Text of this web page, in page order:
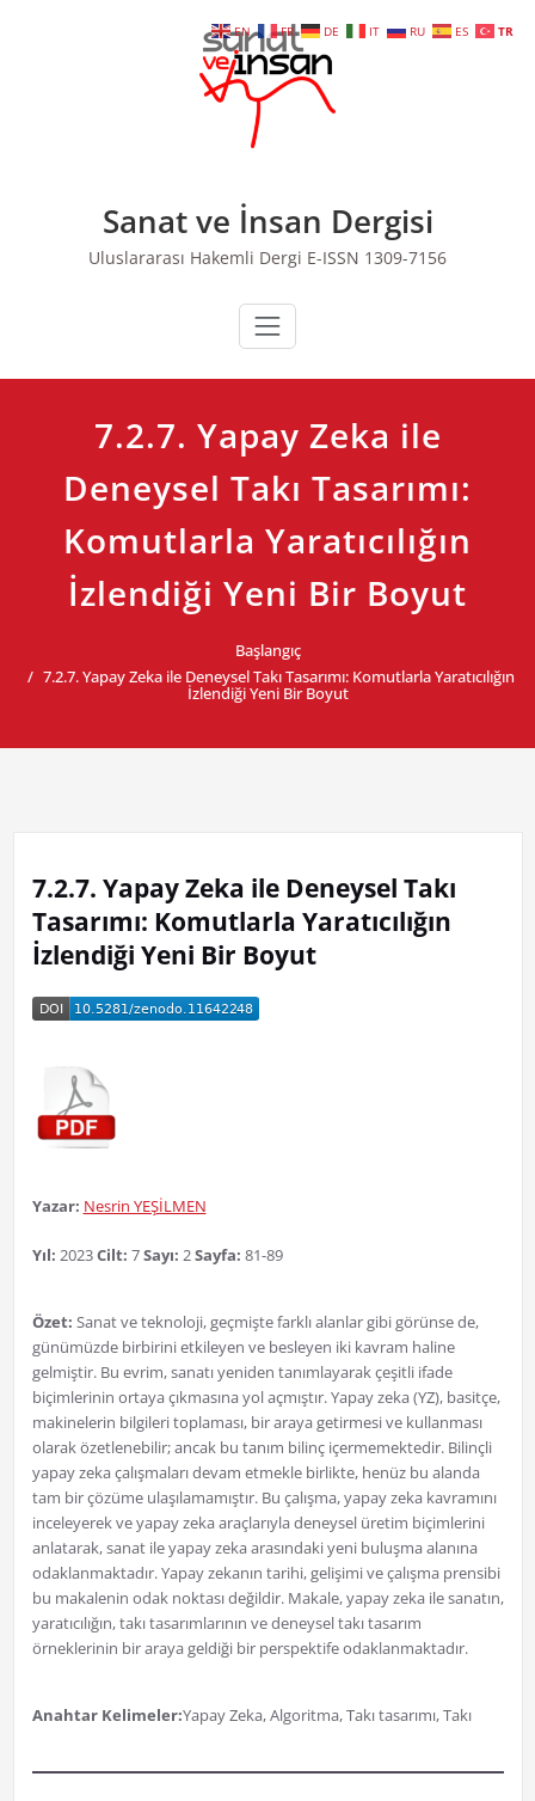
Sanat ve İnsan Dergisi
Uluslararası Hakemli Dergi E-ISSN 1309-7156
7.2.7. Yapay Zeka ile
Deneysel Takı Tasarımı:
Komutlarla Yaratıcılığın
İzlendiği Yeni Bir Boyut
Başlangıç
7.2.7. Yapay Zeka ile Deneysel Takı Tasarımı: Komutlarla Yaratıcılığın
İzlendiği Yeni Bir Boyut
7.2.7. Yapay Zeka ile Deneysel Takı
Tasarımı: Komutlarla Yaratıcılığın
İzlendiği Yeni Bir Boyut
Yazar: Nesrin YEŞİLMEN
Yıl: 2023Cilt: 7Sayı: 2Sayfa: 81-89
Özet: Sanat ve teknoloji, geçmişte farklı alanlar gibi görünse de,
günümüzde birbirini etkileyen ve besleyen iki kavram haline
gelmiştir. Bu evrim, sanatı yeniden tanımlayarak çeşitli ifade
biçimlerinin ortaya çıkmasına yol açmıştır. Yapay zeka (YZ), basitçe,
makinelerin bilgileri toplaması, bir araya getirmesi ve kullanması
olarak özetlenebilir; ancak bu tanım bilinç içermemektedir. Bilinçli
yapay zeka çalışmaları devam etmekle birlikte, henüz bu alanda
tam bir çözüme ulaşılamamıştır. Bu çalışma, yapay zeka kavramını
inceleyerek ve yapay zeka araçlarıyla deneysel üretim biçimlerini
anlatarak, sanat ile yapay zeka arasındaki yeni buluşma alanına
odaklanmaktadır. Yapay zekanın tarihi, gelişimi ve çalışma prensibi
bu makalenin odak noktası değildir. Makale, yapay zeka ile sanatın,
yaratıcılığın, takı tasarımlarının ve deneysel takı tasarım
örneklerinin bir araya geldiği bir perspektife odaklanmaktadır.
Anahtar Kelimeler:Yapay Zeka, Algoritma, Takı tasarımı, Takı
EN FR DE IT RU ES TR